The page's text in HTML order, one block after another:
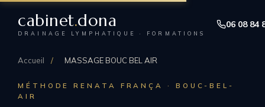
cabinet.dona
DRAINAGE LYMPHATIQUE · FORMATIONS
06 08 84
Accueil / MASSAGE BOUC BEL AIR
MÉTHODE RENATA FRANÇA · BOUC-BEL-
AIR